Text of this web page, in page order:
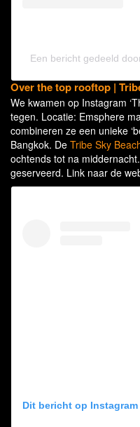
Een bericht gedeeld
Over the top rooftop |
We kwamen op Instagram
tegen. Locatie: Emsphere
combineren ze een unieke
Bangkok. De Tribe Sky
ochtends tot na
geserveerd. Link naar de
Dit bericht op